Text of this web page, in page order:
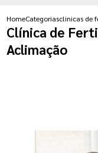
HomeCategoriasclinicas de
Clínica de
Aclimação